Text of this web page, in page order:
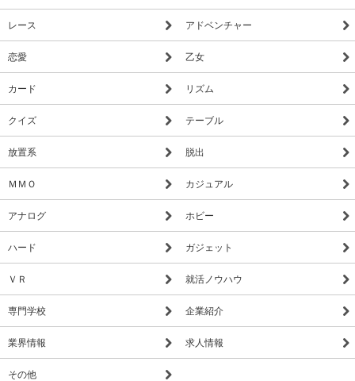
レース アドベンチャー
恋愛 乙女
カード リズム
クイズ テーブル
放置系 脱出
ＭＭＯ カジュアル
アナログ ホビー
ハード ガジェット
ＶＲ 就活ノウハウ
専門学校 企業紹介
業界情報 求人情報
その他